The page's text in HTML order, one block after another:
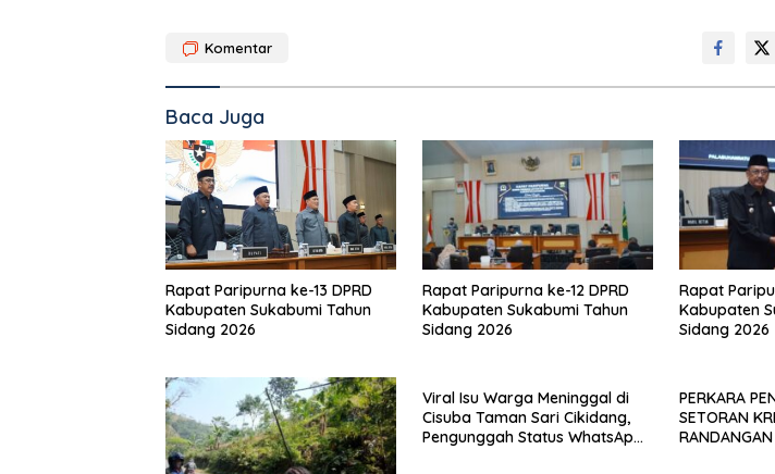
Komentar
Baca Juga
Rapat Paripurna ke-13 DPRD
Kabupaten Sukabumi Tahun
Sidang 2026
Rapat Paripurna ke-12 DPRD
Kabupaten Sukabumi Tahun
Sidang 2026
Rapat
Kabupaten
Sidang 2026
Viral Isu Warga Meninggal di
Cisuba Taman Sari Cikidang,
Pengunggah Status WhatsApp
PERKARA
SETORAN